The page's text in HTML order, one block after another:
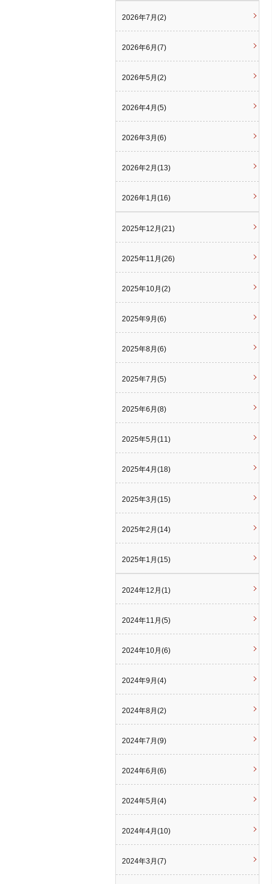
2026年7月(2)
2026年6月(7)
2026年5月(2)
2026年4月(5)
2026年3月(6)
2026年2月(13)
2026年1月(16)
2025年12月(21)
2025年11月(26)
2025年10月(2)
2025年9月(6)
2025年8月(6)
2025年7月(5)
2025年6月(8)
2025年5月(11)
2025年4月(18)
2025年3月(15)
2025年2月(14)
2025年1月(15)
2024年12月(1)
2024年11月(5)
2024年10月(6)
2024年9月(4)
2024年8月(2)
2024年7月(9)
2024年6月(6)
2024年5月(4)
2024年4月(10)
2024年3月(7)